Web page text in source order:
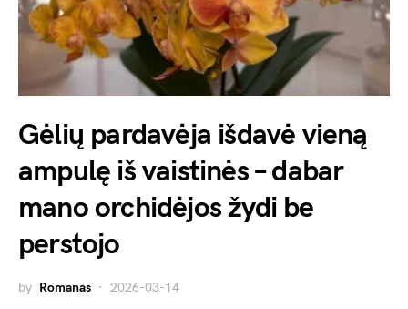
Gėlių pardavėja išdavė vieną
ampulę iš vaistinės – dabar
mano orchidėjos žydi be
perstojo
by Romanas 2026-03-14